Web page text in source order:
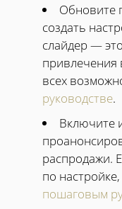
Обновите
создать
слайдер —
всех
руководстве.
Включите
распродажи.
по
пошаговым